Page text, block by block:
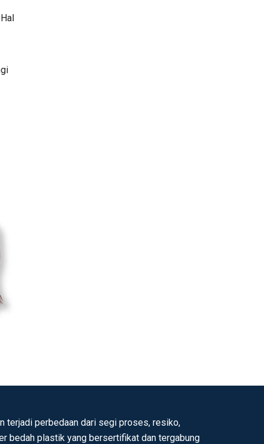
terjadi perbedaan dari segi proses, resiko,
bedah plastik yang bersertifikat dan tergabung